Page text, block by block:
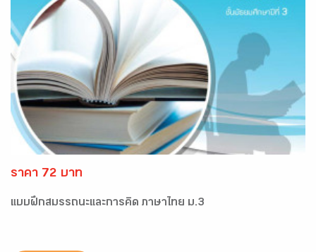
ราคา 72 บาท
แบบฝึกสมรรถนะและการคิด ภาษาไทย ม.3